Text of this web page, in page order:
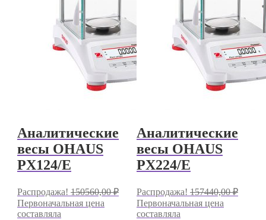
Аналитические
весы OHAUS
PX124/E
Распродажа! 150560,00₽
Первоначальная цена
составляла
Аналитические
весы OHAUS
PX224/E
Распродажа! 157440,00₽
Первоначальная цена
составляла